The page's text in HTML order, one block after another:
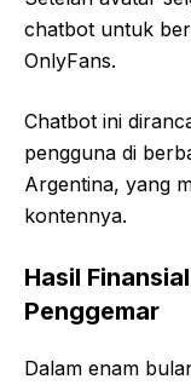
chatbot untuk
OnlyFans.
Chatbot ini
pengguna di
Argentina, yang
kontennya.
Hasil
Penggemar
Dalam enam